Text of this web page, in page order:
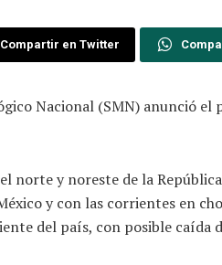
Compartir en Twitter
Nacional (SMN) anunció el
norte y noreste de la
y con las corrientes en
del país, con posible caída